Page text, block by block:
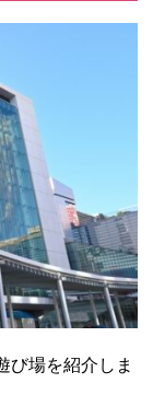
び場を紹介しま